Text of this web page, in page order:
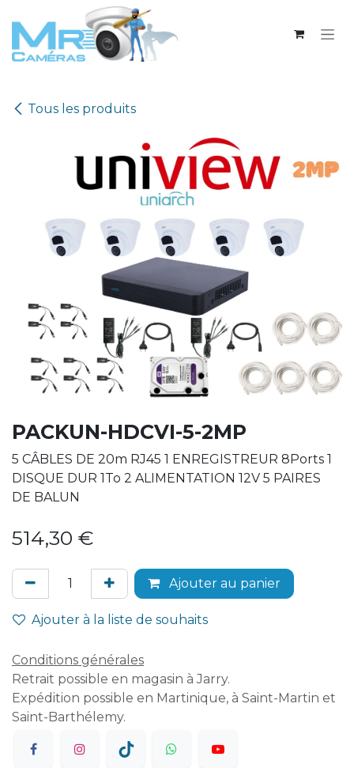
Se rendre au contenu
Tous les produits
PACKUN-HDCVI-5-2MP
5 CÂBLES DE 20m RJ45 1 ENREGISTREUR 8Ports 1
DISQUE DUR 1To 2 ALIMENTATION 12V 5 PAIRES
DE BALUN
514,30 €
Ajouter au panier
Ajouter à la liste de souhaits
Conditions générales
Retrait possible en magasin à Jarry.
Expédition possible en Martinique, à Saint-Martin et
Saint-Barthélemy.